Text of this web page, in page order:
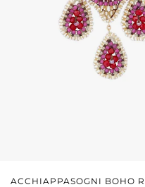
ACCHIAPPASOGNI BOHO